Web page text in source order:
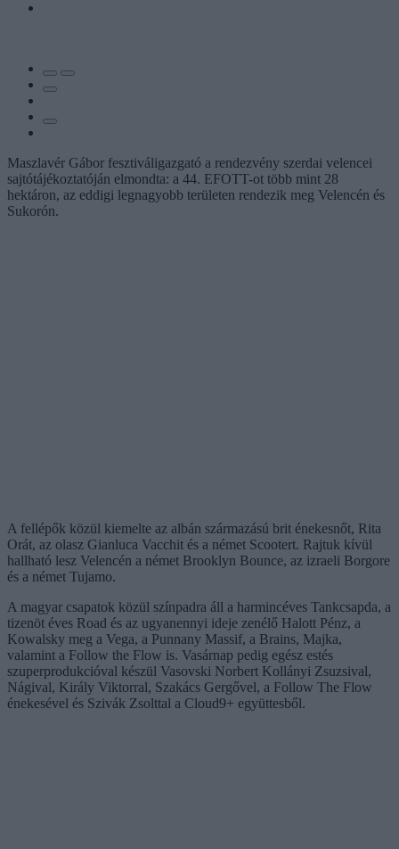
Maszlavér Gábor fesztiváligazgató a rendezvény szerdai velencei
sajtótájékoztatóján elmondta: a 44. EFOTT-ot több mint 28
hektáron, az eddigi legnagyobb területen rendezik meg Velencén és
Sukorón.
A fellépők közül kiemelte az albán származású brit énekesnőt, Rita
Orát, az olasz Gianluca Vacchit és a német Scootert. Rajtuk kívül
hallható lesz Velencén a német Brooklyn Bounce, az izraeli Borgore
és a német Tujamo.
A magyar csapatok közül színpadra áll a harmincéves Tankcsapda, a
tizenöt éves Road és az ugyanennyi ideje zenélő Halott Pénz, a
Kowalsky meg a Vega, a Punnany Massif, a Brains, Majka,
valamint a Follow the Flow is. Vasárnap pedig egész estés
szuperprodukcióval készül Vasovski Norbert Kollányi Zsuzsival,
Nágival, Király Viktorral, Szakács Gergővel, a Follow The Flow
énekesével és Szivák Zsolttal a Cloud9+ együttesből.